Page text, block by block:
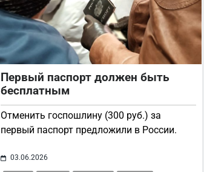
Первый паспорт должен быть
бесплатным
Отменить госпошлину (300 руб.) за
первый паспорт предложили в России.
03.06.2026